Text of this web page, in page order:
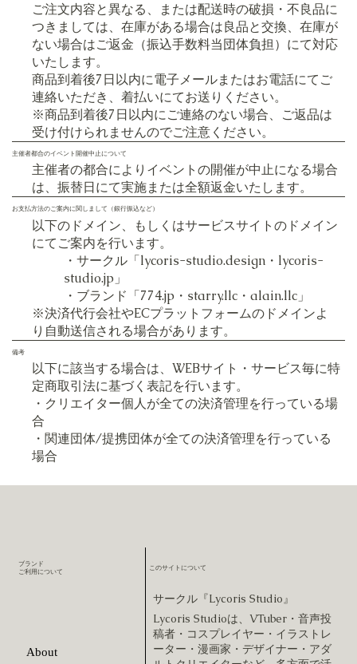
ご注文内容と異なる、または配送時の破損・不良品に
つきましては、在庫がある場合は良品と交換、在庫が
ない場合はご返金（振込手数料当団体負担）にて対応
いたします。
商品到着後7日以内に電子メールまたはお電話にてご
連絡いただき、着払いにてお送りください。
※商品到着後7日以内にご連絡のない場合、ご返品は
受け付けられませんのでご注意ください。
主催者都合のイベント開催中止について
主催者の都合によりイベントの開催が中止になる場合
は、振替日にて実施または全額返金いたします。
​お支払方法のご案内に関しまして（銀行振込など）
以下のドメイン、もしくはサービスサイトのドメイン
にてご案内を行います。
・サークル「lycoris-studio.design・ lycoris-
studio.jp」
・ブランド「774.jp・starry.llc・alain.llc」
※決済代行会社やECプラットフォームのドメインよ
り自動送信される場合があります。
備考
​以下に該当する場合は、WEBサイト・サービス毎に特
定商取引法に基づく表記を行います。
・クリエイター個人が全ての決済管理を行っている場
合
・関連団体/提携団体が全ての決済管理を行っている
場合
サークル『Lycoris Studio』
Lycoris Studioは、VTuber・音声投
稿者・コスプレイヤー・イラストレ
ーター・漫画家・デザイナー・アダ
このサイトについて
ブランド
​ご利用について
About